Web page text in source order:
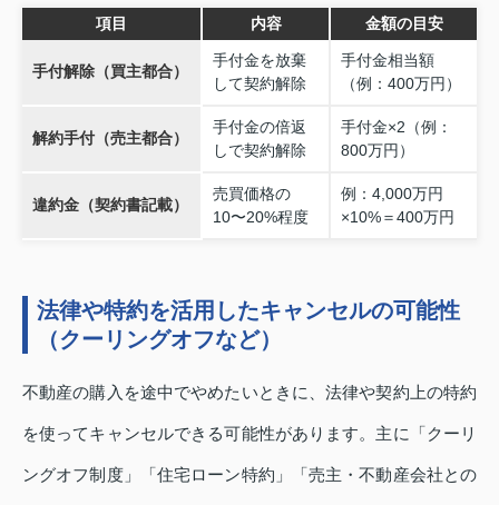
項目 内容 金額の目安
手付解除（買主都合）
手付金を放棄
して契約解除
手付金相当額
（例：400万円）
解約手付（売主都合）
手付金の倍返
しで契約解除
手付金×2（例：
800万円）
違約金（契約書記載）
売買価格の
10〜20%程度
例：4,000万円
×10%＝400万円
法律や特約を活用したキャンセルの可能性
（クーリングオフなど）
不動産の購入を途中でやめたいときに、法律や契約上の特約
を使ってキャンセルできる可能性があります。主に「クーリ
ングオフ制度」「住宅ローン特約」「売主・不動産会社との